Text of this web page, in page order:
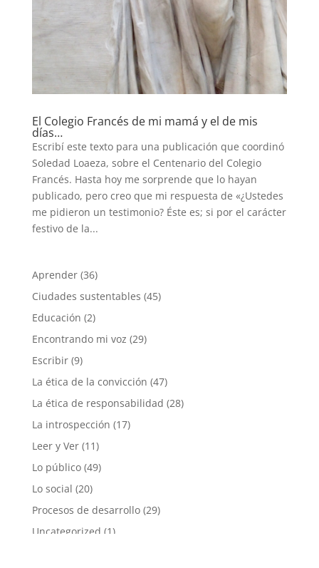
El Colegio Francés de mi mamá y el de mis
días…
Escribí este texto para una publicación que coordinó
Soledad Loaeza, sobre el Centenario del Colegio
Francés. Hasta hoy me sorprende que lo hayan
publicado, pero creo que mi respuesta de «¿Ustedes
me pidieron un testimonio? Éste es; si por el carácter
festivo de la...
Aprender(36)
Ciudades sustentables (45)
Educación (2)
Encontrando mi voz (29)
Escribir(9)
La ética de la convicción (47)
La ética de responsabilidad (28)
La introspección (17)
Leer y Ver(11)
Lo público(49)
Lo social (20)
Procesos de desarrollo(29)
Uncategorized (1)